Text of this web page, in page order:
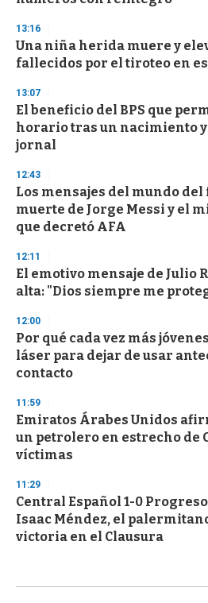
s
e
c
o
d
s
13:16
Una niña herida muere y
fallecidos por el tiroteo en
13:07
El beneficio del BPS que
horario tras un nacimiento y
jornal
12:43
Los mensajes del mundo
muerte de Jorge Messi y el
que decretó AFA
12:11
El emotivo mensaje de Julio
alta: "Dios siempre me
12:00
Por qué cada vez más
láser para dejar de usar
contacto
11:59
Emiratos Árabes Unidos
un petrolero en estrecho de
víctimas
11:29
Central Español 1-0
Isaac Méndez, el
victoria en el Clausura